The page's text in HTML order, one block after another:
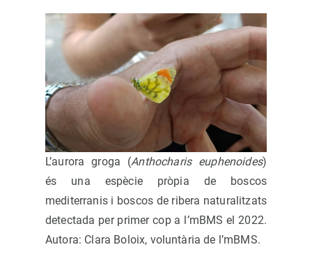
L’aurora groga (Anthocharis euphenoides)
és una espècie pròpia de boscos
mediterranis i boscos de ribera naturalitzats
detectada per primer cop a l’mBMS el 2022.
Autora: Clara Boloix, voluntària de l’mBMS.